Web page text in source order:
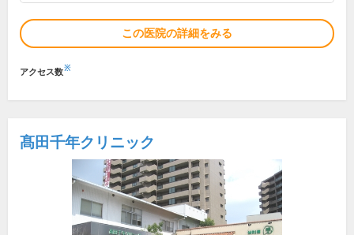
この医院の詳細をみる
アクセス数※
髙田千年クリニック